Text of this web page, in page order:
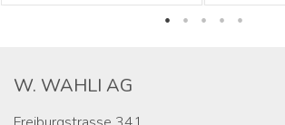
W. WAHLI AG